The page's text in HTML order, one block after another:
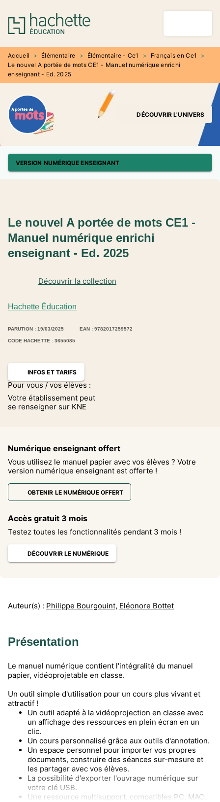
MENU RECHERCHE
PIED DE PAGE
Accueil > Élémentaire > Élémentaire - Ce1 > Français en Ce1
>
Le nouvel A portée de mots CE1 - Manuel numérique enrichi
enseignant - Ed. 2025
DÉCOUVRIR L'UNIVERS
VERSION NUMÉRIQUE ENSEIGNANT
Hachette Éducation
Découvrir la collection
Le nouvel A portée de mots CE1 -
Manuel numérique enrichi
enseignant - Ed. 2025
PARUTION : 19/03/2025 EAN : 9782017259572
CODE HACHETTE : 3655085
INFOS ET TARIFS
Pour vous / vos élèves :
Votre établissement peut
se renseigner sur KNE
Numérique enseignant offert
Vous utilisez le manuel papier avec vos élèves ? Votre
version numérique enseignant est offerte !
OBTENIR LE NUMÉRIQUE OFFERT
Accès gratuit 3 mois
Testez toutes les fonctionnalités pendant 3 mois !
DÉCOUVRIR LE NUMÉRIQUE
Auteur(s) : Philippe Bourgouint, Eléonore Bottet
Présentation
Le manuel numérique contient l'intégralité du manuel
papier, vidéoprojetable en classe.
Un outil simple d'utilisation pour un cours plus vivant et
attractif !
Un outil adapté à la vidéoprojection en classe avec
un affichage des ressources en plein écran en un
clic.
Un cours personnalisé grâce aux outils d'annotation.
Un espace personnel pour importer vos propres
documents, construire des séances sur-mesure et
les partager avec vos élèves.
La possibilité d'exporter l'ouvrage numérique sur
votre clé USB.
Une ressource multisupport, compatibles PC, MAC,